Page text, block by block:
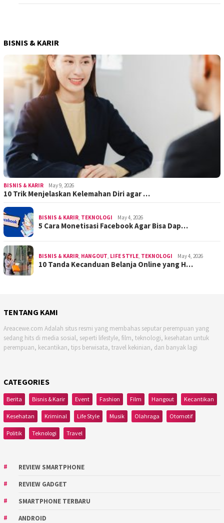
BISNIS & KARIR
BISNIS & KARIR May 9, 2026
10 Trik Menjelaskan Kelemahan Diri agar …
BISNIS & KARIR TEKNOLOGI May 4, 2026
5 Cara Monetisasi Facebook Agar Bisa Dap…
BISNIS & KARIR HANGOUT LIFE STYLE TEKNOLOGI May 4, 2026
10 Tanda Kecanduan Belanja Online yang H…
TENTANG KAMI
Areacewe.com Adalah situs resmi yang membahas seputar perempuan yang
sedang hits di media sosial, seperti lifestyle, film, teknologi, kesehatan untuk
perempuan, kecantikan, tips berwisata, travel kekinian, dan banyak lagi
CATEGORIES
Berita Bisnis & Karir Event Fashion Film Hangout Kecantikan
Kesehatan Kriminal Life Style Musik Olahraga Otomotif
Politik Teknologi Travel
REVIEW SMARTPHONE
REVIEW GADGET
SMARTPHONE TERBARU
ANDROID